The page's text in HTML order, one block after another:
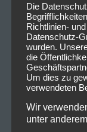
Die
Richtlinien-
Datenschutz-
wurden.
die
Um dies zu
verwendeten
Wir
unter